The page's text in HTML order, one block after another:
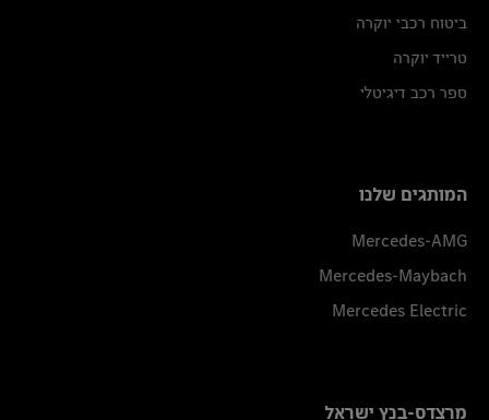
ביטוח רכבי יוקרה
טרייד יוקרה
ספר רכב דיגיטלי
המותגים שלנו
Mercedes-AMG
Mercedes-Maybach
Mercedes Electric
מרצדס-בנץ ישראל